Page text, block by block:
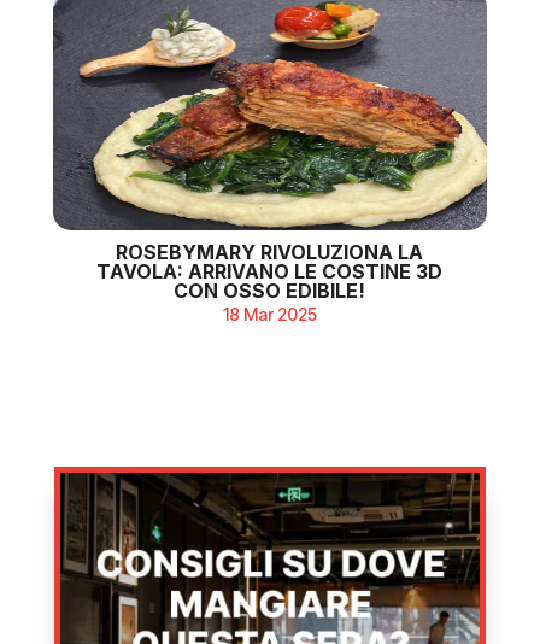
ROSEBYMARY RIVOLUZIONA LA
TAVOLA: ARRIVANO LE COSTINE 3D
CON OSSO EDIBILE!
18 Mar 2025